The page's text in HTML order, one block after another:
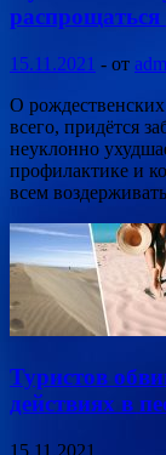
15.11.2021 - от
О
всего, придётся
неуклонно
профилактике и
всем
Туристов
действиях в
15.11.2021